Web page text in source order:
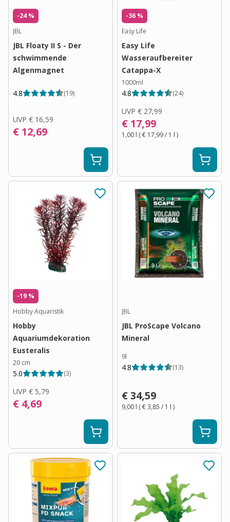
-24 %
JBL
JBL Floaty II S - Der
schwimmende
Algenmagnet
4.8 (19)
UVP € 16,59
€ 12,69
-36 %
Easy Life
Easy Life
Wasseraufbereiter
Catappa-X
1000ml
4.8 (24)
UVP € 27,99
€ 17,99
1,00 l (€ 17,99/ 1 l )
-19 %
Hobby Aquaristik
Hobby
Aquariumdekoration
Eusteralis
20 cm
5.0 (3)
UVP € 5,79
€ 4,69
JBL
JBL ProScape Volcano
Mineral
9l
4.8 (13)
€ 34,59
9,00 l (€ 3,85 / 1 l )